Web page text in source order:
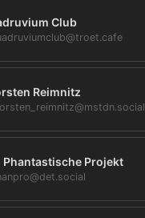
Club
Reimnitz
Phantastische Projekt